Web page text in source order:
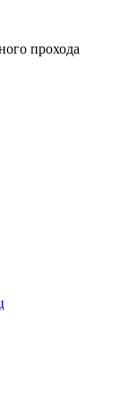
прохода